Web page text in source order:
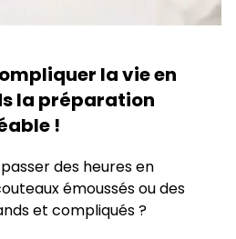
la vie en
la préparation
!
des heures en
émoussés ou des
et compliqués ?